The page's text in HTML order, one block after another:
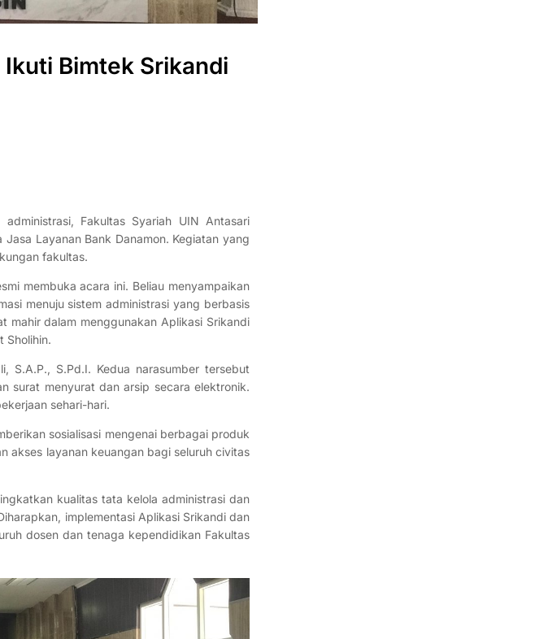
Bimtek Srikandi
Fakultas Syariah UIN Antasari
Layanan Bank Danamon. Kegiatan yang
fakultas.
membuka acara ini. Beliau menyampaikan
menuju sistem administrasi yang berbasis
mahir dalam menggunakan Aplikasi Srikandi
Sholihin.
S.A.P., S.Pd.I. Kedua narasumber tersebut
surat menyurat dan arsip secara elektronik.
sehari-hari.
sosialisasi mengenai berbagai produk
akses layanan keuangan bagi seluruh civitas
kualitas tata kelola administrasi dan
implementasi Aplikasi Srikandi dan
dosen dan tenaga kependidikan Fakultas